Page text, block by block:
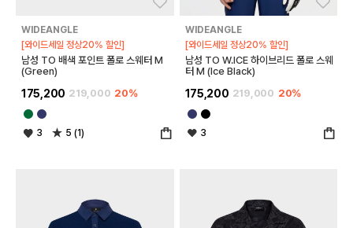
WIDEANGLE
[와이드세일 정상20% 할인]
남성 TO 배색 포인트 폴로 스웨터 M
(Green)
175,200 219,000 20%
3 5 (1)
WIDEANGLE
[와이드세일 정상20% 할인]
남성 TO W.ICE 하이브리드 폴로 스웨
터 M (Ice Black)
175,200 219,000 20%
3